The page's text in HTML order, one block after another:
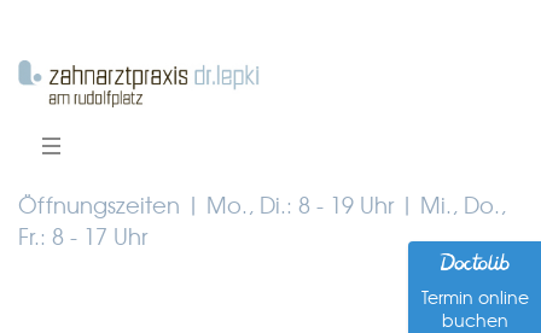
Öffnungszeiten | Mo., Di.: 8 - 19 Uhr | Mi., Do.,
Fr.: 8 - 17 Uhr
Termin online
buchen